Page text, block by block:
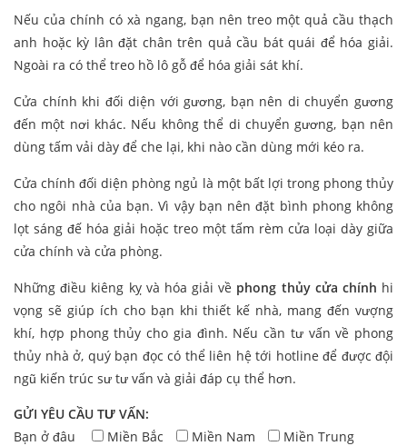
Nếu của chính có xà ngang, bạn nên treo một quả cầu thạch
anh hoặc kỳ lân đặt chân trên quả cầu bát quái để hóa giải.
Ngoài ra có thể treo hồ lô gỗ để hóa giải sát khí.
Cửa chính khi đối diện với gương, bạn nên di chuyển gương
đến một nơi khác. Nếu không thể di chuyển gương, bạn nên
dùng tấm vải dày để che lại, khi nào cần dùng mới kéo ra.
Cửa chính đối diện phòng ngủ là một bất lợi trong phong thủy
cho ngôi nhà của bạn. Vì vậy bạn nên đặt bình phong không
lọt sáng đế hóa giải hoặc treo một tấm rèm cửa loại dày giữa
cửa chính và cửa phòng.
Những điều kiêng kỵ và hóa giải về phong thủy cửa chính hi
vọng sẽ giúp ích cho bạn khi thiết kế nhà, mang đến vượng
khí, hợp phong thủy cho gia đình. Nếu cần tư vấn về phong
thủy nhà ở, quý bạn đọc có thể liên hệ tới hotline để được đội
ngũ kiến trúc sư tư vấn và giải đáp cụ thể hơn.
GỬI YÊU CẦU TƯ VẤN:
Bạn ở đâu
Miền Bắc Miền Nam Miền Trung